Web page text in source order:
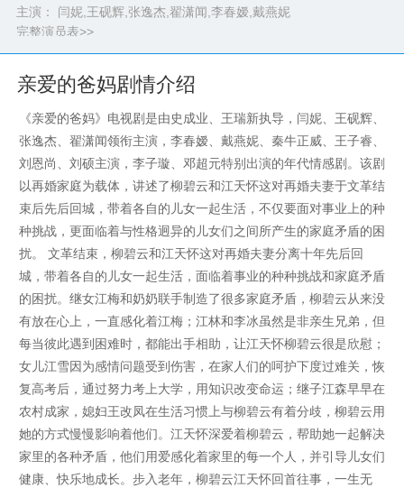
主演： 闫妮,王砚辉,张逸杰,翟潇闻,李春嫒,戴燕妮
完整演员表>>
亲爱的爸妈剧情介绍
《亲爱的爸妈》电视剧是由史成业、王瑞新执导，闫妮、王砚辉、
张逸杰、翟潇闻领衔主演，李春嫒、戴燕妮、秦牛正威、王子睿、
刘恩尚、刘硕主演，李子璇、邓超元特别出演的年代情感剧。该剧
以再婚家庭为载体，讲述了柳碧云和江天怀这对再婚夫妻于文革结
束后先后回城，带着各自的儿女一起生活，不仅要面对事业上的种
种挑战，更面临着与性格迥异的儿女们之间所产生的家庭矛盾的困
扰。 文革结束，柳碧云和江天怀这对再婚夫妻分离十年先后回
城，带着各自的儿女一起生活，面临着事业的种种挑战和家庭矛盾
的困扰。继女江梅和奶奶联手制造了很多家庭矛盾，柳碧云从来没
有放在心上，一直感化着江梅；江林和李冰虽然是非亲生兄弟，但
每当彼此遇到困难时，都能出手相助，让江天怀柳碧云很是欣慰；
女儿江雪因为感情问题受到伤害，在家人们的呵护下度过难关，恢
复高考后，通过努力考上大学，用知识改变命运；继子江森早早在
农村成家，媳妇王改凤在生活习惯上与柳碧云有着分歧，柳碧云用
她的方式慢慢影响着他们。江天怀深爱着柳碧云，帮助她一起解决
家里的各种矛盾，他们用爱感化着家里的每一个人，并引导儿女们
健康、快乐地成长。步入老年，柳碧云江天怀回首往事，一生无